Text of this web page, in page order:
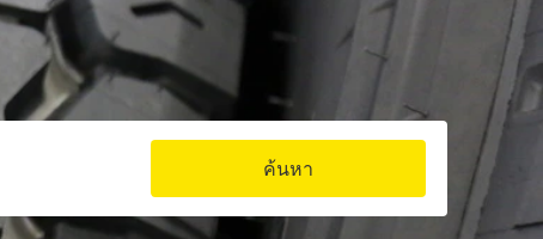
งานก่อสร้างและอุตสาหกรรม
เหมืองทั่วไปและเหมืองหิน
งานค้าขายและวิชาชีพเฉพาะทาง
ปฏิบัติการพลเรือนและการทหาร
ค้นหา